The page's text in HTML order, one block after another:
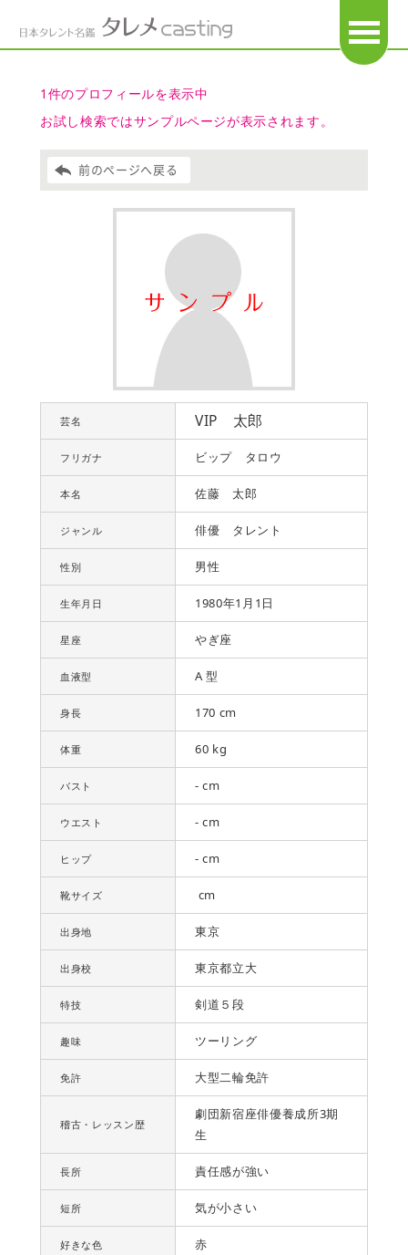
1件のプロフィールを表示中
お試し検索ではサンプルページが表示されます。
前のページへ戻る
芸名 VIP 太郎
フリガナ ビップ タロウ
本名 佐藤 太郎
ジャンル 俳優 タレント
性別 男性
生年月日 1980年1月1日
星座 やぎ座
血液型 A 型
身長 170 cm
体重 60 kg
バスト - cm
ウエスト - cm
ヒップ - cm
靴サイズ cm
出身地 東京
出身校 東京都立大
特技 剣道５段
趣味 ツーリング
免許 大型二輪免許
稽古・レッスン歴
劇団新宿座俳優養成所3期
生
長所 責任感が強い
短所 気が小さい
好きな色 赤